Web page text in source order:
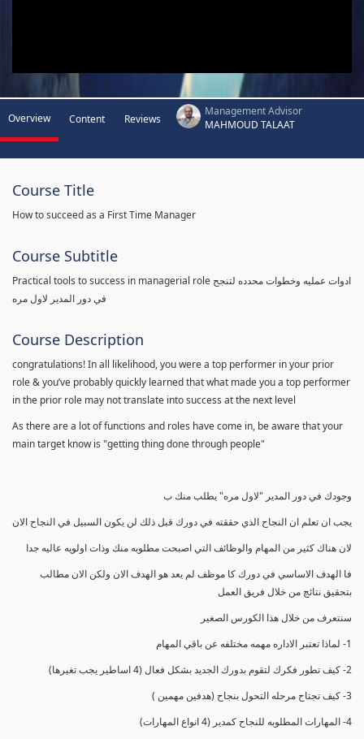
Overview Content Reviews
Management Advisor
MAHMOUD TALAAT
Course Title
How to succeed as a First Time Manager
Course Subtitle
Practical tools to success in managerial role ادوات عمليه وخطوات محدده لتنجح
في دور المدير لاول مره
Course Description
congratulations! In all likelihood, you were a top performer in your prior
role & you’ve probably quickly learned that what made you a top performer
in the prior role may not translate into success at the next level
As there are a lot of functions and roles have come in, be aware that your
main target know is "getting thing done through people"
وجودك في دور المدير "لاول مره" يطلب منك ب
يجب ان تعلم ان النجاح الذي حققته في دورك قبل ذلك لن يكون السبيل في النجاح الان
لان هناك كثير من المهام والوظائف التي اصبحت مطلوبه منك وذات اولويه عاليه جدا
فا الهدف الاساسي في دورك كا موظف لم يعد هو الهدف الان ولكن الان مطالب
بتحقيق نتائج من خلال فريق العمل
سنتعرف من خلال هذا الكورس الصغير
1- لماذا تعتبر الاداره مهمه مختلفه عن باقي المهام
2- كيف تطور فكرك لتقوم بدورك الجديد بشكل فعال (4 اساطير يجب تغيرها)
3- كيف تجتاح مرحله التحول بنجاح (هدفين مهمين )
4- المهارات المطلوبه للنجاح كمدير (4 انواع المهارات)